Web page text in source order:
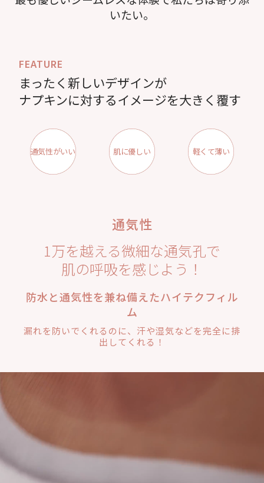
いたい。
FEATURE
まったく新しいデザインが
ナプキンに対するイメージを大きく覆す
通気性がいい 肌に優しい 軽くて薄い
通気性
1万を越える微細な通気孔で
肌の呼吸を感じよう！
防水と通気性を兼ね備えたハイテクフィル
ム
漏れを防いでくれるのに、汗や湿気などを完全に排
出してくれる！